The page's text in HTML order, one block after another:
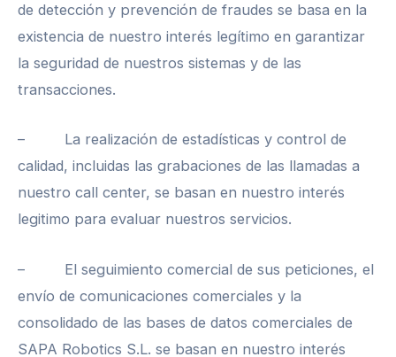
de detección y prevención de fraudes se basa en la
existencia de nuestro interés legítimo en garantizar
la seguridad de nuestros sistemas y de las
transacciones.
– La realización de estadísticas y control de
calidad, incluidas las grabaciones de las llamadas a
nuestro call center, se basan en nuestro interés
legitimo para evaluar nuestros servicios.
– El seguimiento comercial de sus peticiones, el
envío de comunicaciones comerciales y la
consolidado de las bases de datos comerciales de
SAPA Robotics S.L. se basan en nuestro interés